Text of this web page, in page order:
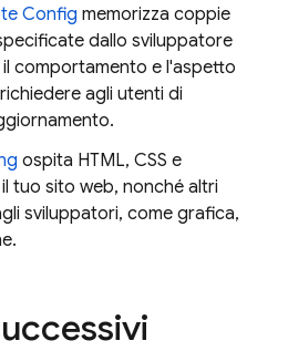
Config memorizza coppie
dallo sviluppatore
comportamento e l'aspetto
agli utenti di
ospita HTML, CSS e
tuo sito web, nonché altri
sviluppatori, come grafica,